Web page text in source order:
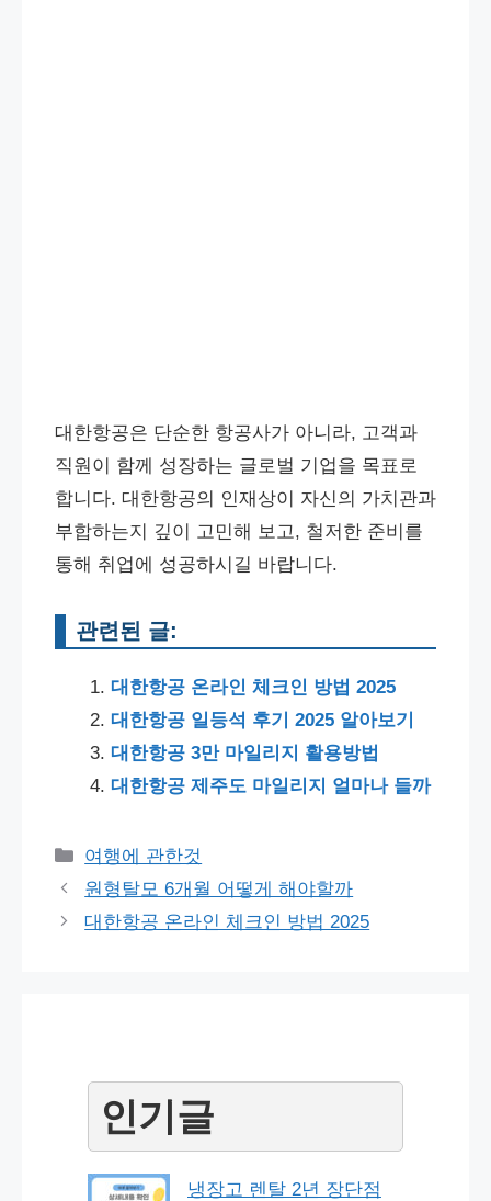
대한항공은 단순한 항공사가 아니라, 고객과
직원이 함께 성장하는 글로벌 기업을 목표로
합니다. 대한항공의 인재상이 자신의 가치관과
부합하는지 깊이 고민해 보고, 철저한 준비를
통해 취업에 성공하시길 바랍니다.
관련된 글:
대한항공 온라인 체크인 방법 2025
대한항공 일등석 후기 2025 알아보기
대한항공 3만 마일리지 활용방법
대한항공 제주도 마일리지 얼마나 들까
Categories
여행에 관한것
Post
navigation
원형탈모 6개월 어떻게 해야할까
대한항공 온라인 체크인 방법 2025
인기글
냉장고 렌탈 2년 장단점